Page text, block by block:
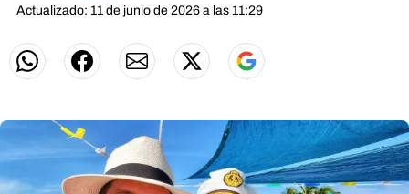
Actualizado: 11 de junio de 2026 a las 11:29